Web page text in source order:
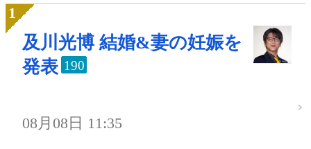
及川光博 結婚&妻の妊娠を
発表 190
08月08日 11:35